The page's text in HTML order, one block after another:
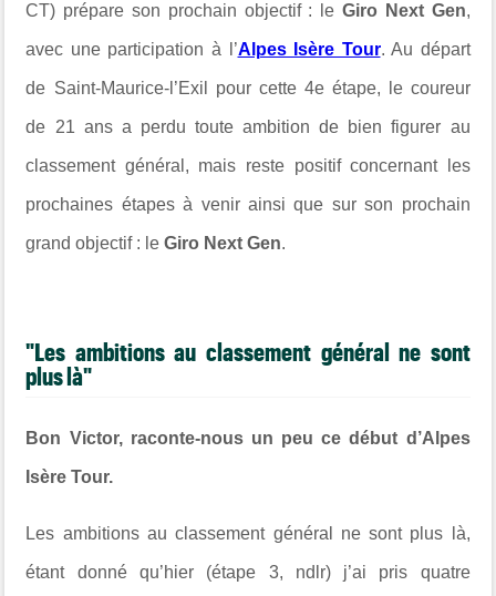
CT) prépare son prochain objectif : le Giro Next Gen,
avec une participation à l’Alpes Isère Tour. Au départ
de Saint-Maurice-l’Exil pour cette 4e étape, le coureur
de 21 ans a perdu toute ambition de bien figurer au
classement général, mais reste positif concernant les
prochaines étapes à venir ainsi que sur son prochain
grand objectif : leGiro Next Gen.
"Les ambitions au classement général ne sont
plus là"
Bon Victor, raconte-nous un peu ce début d’Alpes
Isère Tour.
Les ambitions au classement général ne sont plus là,
étant donné qu’hier (étape 3, ndlr) j’ai pris quatre